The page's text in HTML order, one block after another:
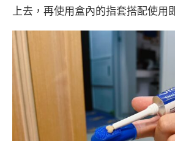
上去，再使用盒內的指套搭配使用